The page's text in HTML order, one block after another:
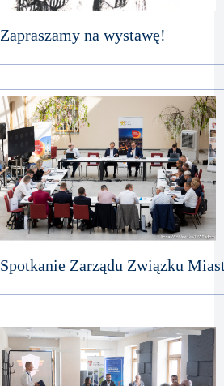
Zapraszamy na wystawę!
Spotkanie Zarządu Związku